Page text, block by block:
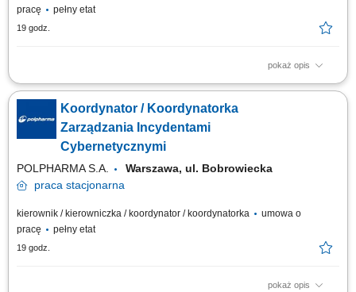
pracę
pełny etat
19 godz.
pokaż opis
Jako Koordynator/ka Reagowania na Incydenty Cybernetyczne 1
dołączysz do zespołu Cyber Operations i będziesz odpowiedzialny/a za
koordynację incydentów bezpieczeństwa w zmianie dziennej. Rola
obejmuje prowadzenie War Room, komunikację kryzysową, pełną
dokumentację incydentu, nadzór nad...
Koordynator / Koordynatorka
Zarządzania Incydentami
Cybernetycznymi
POLPHARMA S.A.
Warszawa, ul. Bobrowiecka
praca stacjonarna
kierownik / kierowniczka / koordynator / koordynatorka
umowa o
pracę
pełny etat
19 godz.
pokaż opis